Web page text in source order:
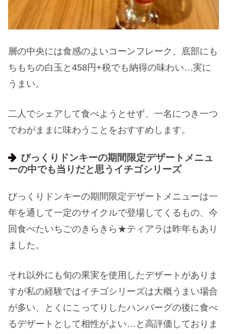
層の中央には食感のよいコーンフレーク、底部にも
ちもちの白玉と458円+税でも納得の味わい…実に
うまい。
二人でシェアして食べようとせず、一名につき一つ
でわがままに味わうことをおすすめします。
びっくりドンキーの期間限定デザートメニュ
ーの中でも当りだと思うイチゴシリーズ
びっくりドンキーの期間限定デザートメニューは一
年を通して一定のサイクルで登場してくるもの、今
回食べたいちごのきらきら★ティアラは昨年もあり
ました。
それ以外にも旬の果実を使用したデザートがありま
すが私の経験ではイチゴシリーズは大概うまい場合
が多い、とくにこってりしたハンバーグの後に食べ
るデザートとして相性がよい…と高評価しておりま